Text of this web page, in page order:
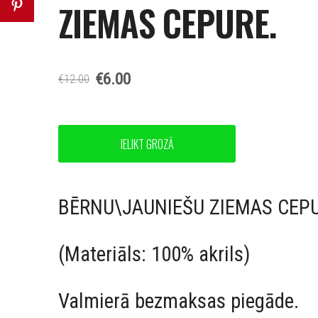
ZIEMAS CEPURE.
€12.00 €6.00
IELIKT GROZĀ
BĒRNU\JAUNIEŠU ZIEMAS
(Materiāls: 100% akrils)
Valmierā bezmaksas piegāde.